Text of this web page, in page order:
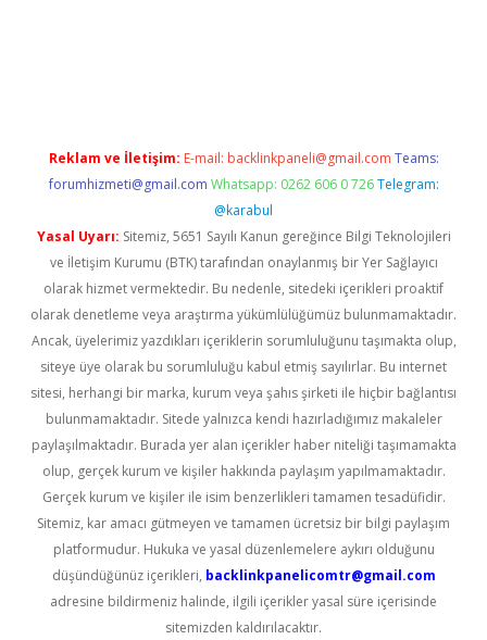
Reklam ve İletişim: E-mail: backlinkpaneli@gmail.com Teams:
forumhizmeti@gmail.com Whatsapp: 0262 606 0 726 Telegram:
@karabul
Yasal Uyarı: Sitemiz, 5651 Sayılı Kanun gereğince Bilgi Teknolojileri
ve İletişim Kurumu (BTK) tarafından onaylanmış bir Yer Sağlayıcı
olarak hizmet vermektedir. Bu nedenle, sitedeki içerikleri proaktif
olarak denetleme veya araştırma yükümlülüğümüz bulunmamaktadır.
Ancak, üyelerimiz yazdıkları içeriklerin sorumluluğunu taşımakta olup,
siteye üye olarak bu sorumluluğu kabul etmiş sayılırlar. Bu internet
sitesi, herhangi bir marka, kurum veya şahıs şirketi ile hiçbir bağlantısı
bulunmamaktadır. Sitede yalnızca kendi hazırladığımız makaleler
paylaşılmaktadır. Burada yer alan içerikler haber niteliği taşımamakta
olup, gerçek kurum ve kişiler hakkında paylaşım yapılmamaktadır.
Gerçek kurum ve kişiler ile isim benzerlikleri tamamen tesadüfidir.
Sitemiz, kar amacı gütmeyen ve tamamen ücretsiz bir bilgi paylaşım
platformudur. Hukuka ve yasal düzenlemelere aykırı olduğunu
düşündüğünüz içerikleri, backlinkpanelicomtr@gmail.com
adresine bildirmeniz halinde, ilgili içerikler yasal süre içerisinde
sitemizden kaldırılacaktır.